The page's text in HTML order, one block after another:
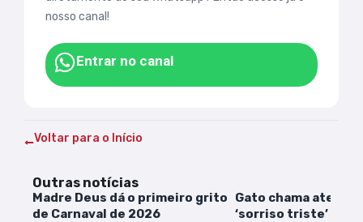
nosso canal!
Entrar no canal
Voltar para o Início
Outras notícias
Madre Deus dá o primeiro grito
de Carnaval de 2026
Gato chama
‘sorriso triste’ e